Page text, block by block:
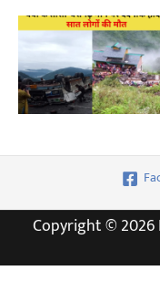
Copyright © 2026